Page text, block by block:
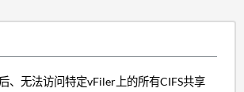
、无法访问特定vFiler上的所有CIFS共享